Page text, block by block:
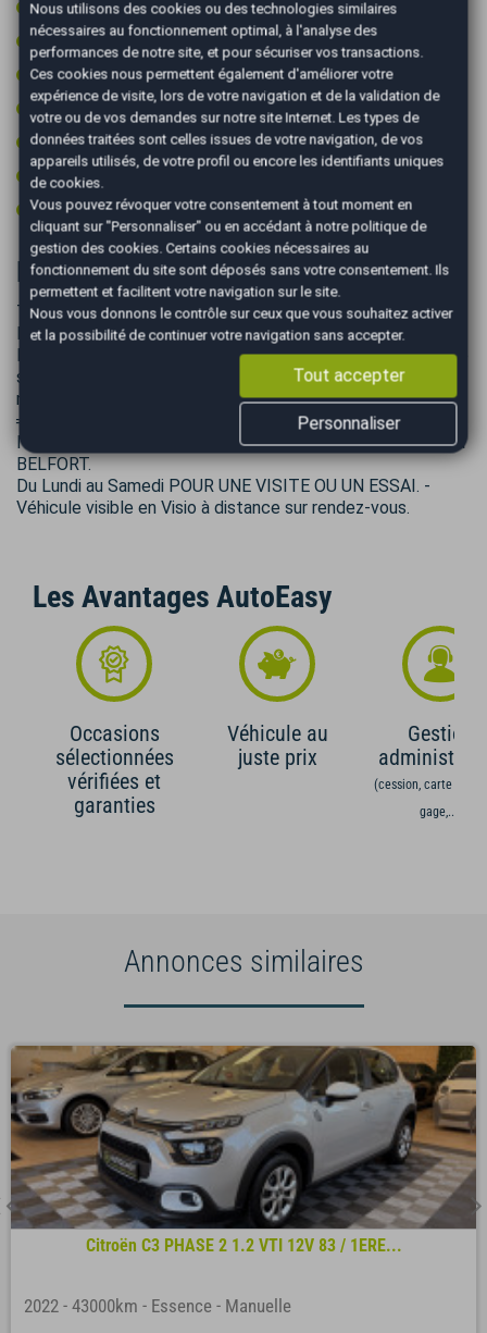
Pack visibilite
Peinture integrale
Prise 12v
Régulateur de vitesse
Retroviseur intérieur électrochrome
Rétroviseurs électriques
Roue secours tempo + kit outils
Informations complémentaires
TARIF HORS FRAIS DE MISE A LA ROUTE ET HORS FRAIS
DE CARTE GRISE
Les données présentées dans cette annonce peuvent être
sujettes à des erreurs. Pour toute information, contactez
nous par téléphone ou par mail.
═══════════════════════════════
Nous vous accueillons dans nos locaux Agence AutoEasy à
BELFORT.
Du Lundi au Samedi POUR UNE VISITE OU UN ESSAI. -
Véhicule visible en Visio à distance sur rendez-vous.
Les Avantages AutoEasy
Occasions
sélectionnées
vérifiées et
garanties
Véhicule au
juste prix
Gestion
(cession, carte grise,
gage,...)
Annonces similaires
Citroën C3 PHASE 2 1.2 VTI 12V 83 / 1ERE...
2022 - 43000km - Essence - Manuelle
Nous utilisons des cookies ou des technologies similaires
nécessaires au fonctionnement optimal, à l'analyse des
performances de notre site, et pour sécuriser vos transactions.
Ces cookies nous permettent également d'améliorer votre
expérience de visite, lors de votre navigation et de la validation de
votre ou de vos demandes sur notre site Internet. Les types de
données traitées sont celles issues de votre navigation, de vos
appareils utilisés, de votre profil ou encore les identifiants uniques
de cookies.
Vous pouvez révoquer votre consentement à tout moment en
cliquant sur "Personnaliser" ou en accédant à notre politique de
gestion des cookies. Certains cookies nécessaires au
fonctionnement du site sont déposés sans votre consentement. Ils
permettent et facilitent votre navigation sur le site.
Nous vous donnons le contrôle sur ceux que vous souhaitez activer
et la possibilité de continuer votre navigation sans accepter.
Tout accepter
Personnaliser